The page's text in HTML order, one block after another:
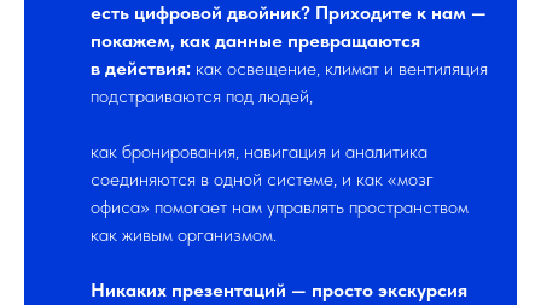
есть цифровой двойник? Приходите к нам —
покажем, как данные превращаются
в действия: как освещение, климат и вентиляция
подстраиваются под людей,
как бронирования, навигация и аналитика
соединяются в одной системе, и как «мозг
офиса» помогает нам управлять пространством
как живым организмом.
Никаких презентаций — просто экскурсия